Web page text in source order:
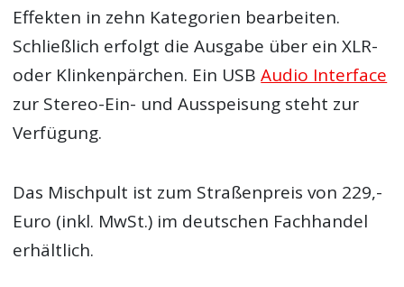
Effekten in zehn Kategorien bearbeiten.
Schließlich erfolgt die Ausgabe über ein XLR-
oder Klinkenpärchen. Ein USBAudio Interface
zur Stereo-Ein- und Ausspeisung steht zur
Verfügung.
Das Mischpult ist zum Straßenpreis von 229,-
Euro (inkl. MwSt.) im deutschen Fachhandel
erhältlich.